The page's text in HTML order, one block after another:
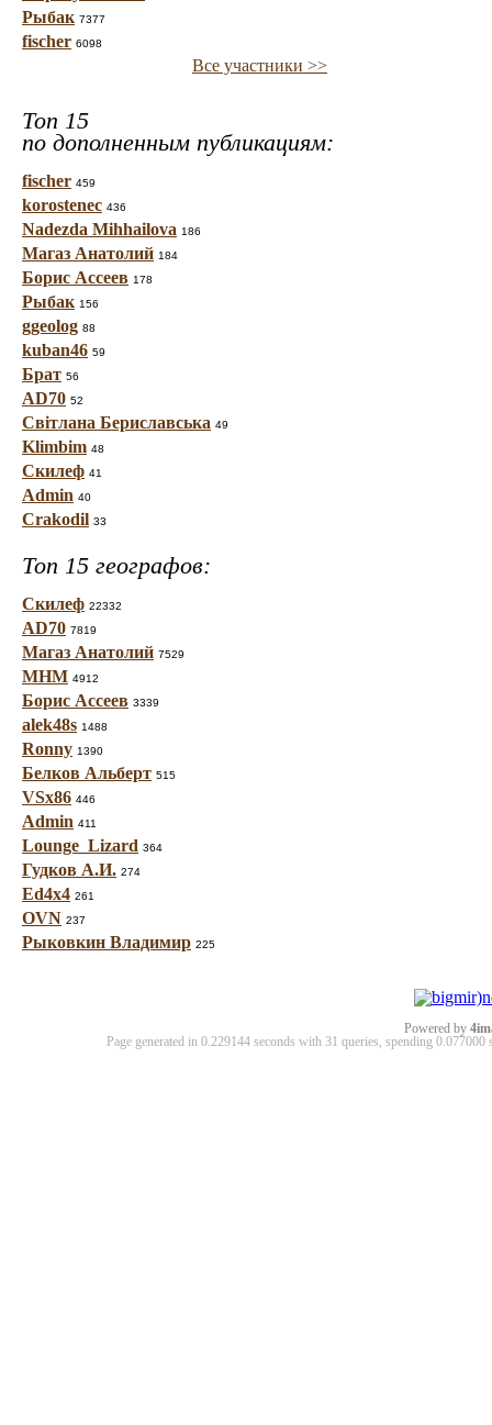
Рыбак 7377
fischer 6098
Все участники >>
Топ 15
по дополненным публикациям:
fischer 459
korostenec 436
Nadezda Mihhailova 186
Магаз Анатолий 184
Борис Ассеев 178
Рыбак 156
ggeolog 88
kuban46 59
Брат 56
AD70 52
Світлана Бериславська 49
Klimbim 48
Скилеф 41
Admin 40
Crakodil 33
Топ 15 географов:
Скилеф 22332
AD70 7819
Магаз Анатолий 7529
МНМ 4912
Борис Ассеев 3339
alek48s 1488
Ronny 1390
Белков Альберт 515
VSx86 446
Admin 411
Lounge_Lizard 364
Гудков А.И. 274
Ed4x4 261
OVN 237
Рыковкин Владимир 225
Powered by
Page generated in 0.229144 seconds with 31 queries, spending